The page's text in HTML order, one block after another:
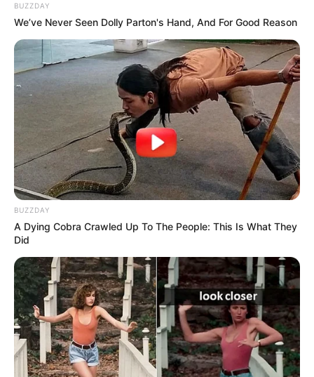
Golpe al Clan del Golfo: Cayó la novia
de alias 'Gonzalito', heredero de
'Otoniel'
NOVIAZGOS DE FAMOSOS
Jenny López hizo curiosa
petición pa' poder tener
intimidad con Jhonny
palabras
JHONNY RIVERA
Novia de Jhonny Rivera se
dejó ver como Dios la trajo
al mundo: antes de
engallarse el cuerpower
BUZZDAY
We’ve Never Seen Dolly Parton's Hand, And For Good Reason
BUZZDAY
A Dying Cobra Crawled Up To The People: This Is What They
Did